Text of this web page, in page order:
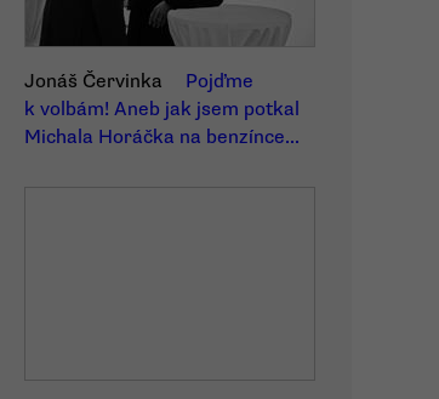
Jonáš Červinka
Pojďme
k volbám! Aneb jak jsem potkal
Michala Horáčka na benzínce...